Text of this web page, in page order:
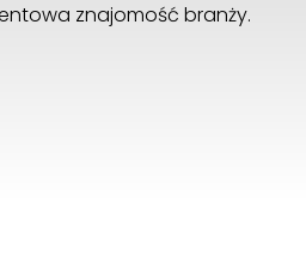
znajomość branży.